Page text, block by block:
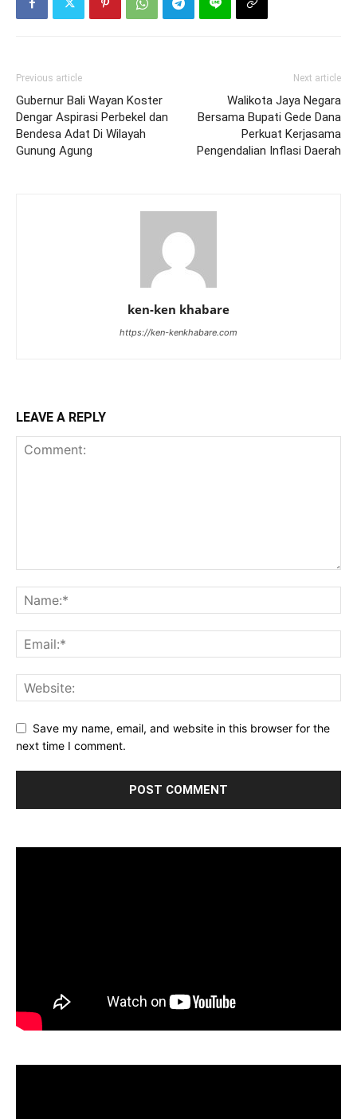
Previous article
Gubernur Bali Wayan Koster
Dengar Aspirasi Perbekel dan
Bendesa Adat Di Wilayah
Gunung Agung
Next article
Walikota Jaya Negara
Bersama Bupati Gede Dana
Perkuat Kerjasama
Pengendalian Inflasi Daerah
ken-ken khabare
https://ken-kenkhabare.com
LEAVE A REPLY
Save my name, email, and website in this browser for the
next time I comment.